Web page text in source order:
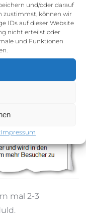
und/oder darauf
zustimmst, können wir
IDs auf dieser Website
nicht erteilst oder
und Funktionen
Impressum
Dein
eine
mal 2-3